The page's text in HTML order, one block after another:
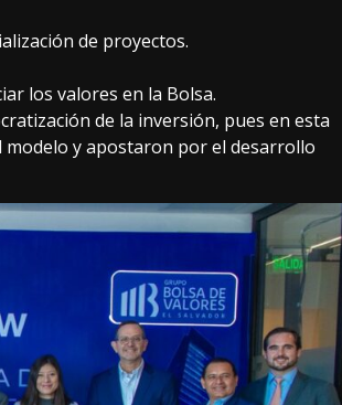
de proyectos.
los valores en la Bolsa.
de la inversión, pues en esta
y apostaron por el desarrollo